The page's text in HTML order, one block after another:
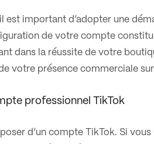
est important d’adopter une
de votre compte
dans la réussite de votre
votre présence commerciale
professionnel TikTok
d’un compte TikTok. Si